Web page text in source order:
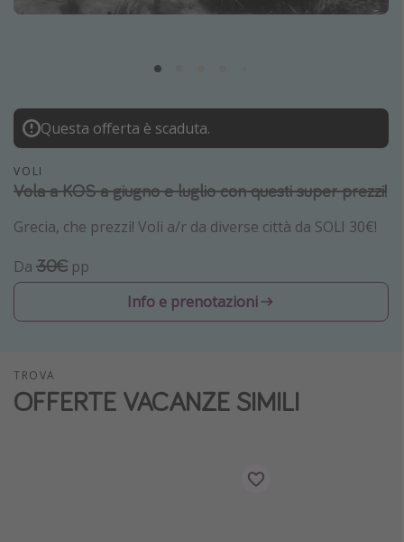
Tunisia
Malta
Canarie
Capo Verde
Vacanze last minute
Vacanze all inclusive
Vacanze di Pasqua 2026
Last minute capodanno
Questa offerta è scaduta.
VOLI
Vola a KOS a giugno e luglio con questi super prezzi!
Grecia, che prezzi! Voli a/r da diverse città da SOLI 30€!
Da 30€ pp
Info e prenotazioni
TROVA
OFFERTE VACANZE SIMILI